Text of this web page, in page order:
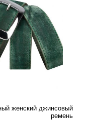
женский джинсовый
ремень